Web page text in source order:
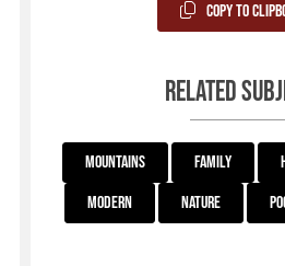
Copy to
Related
Mountains Family
Modern
Nature